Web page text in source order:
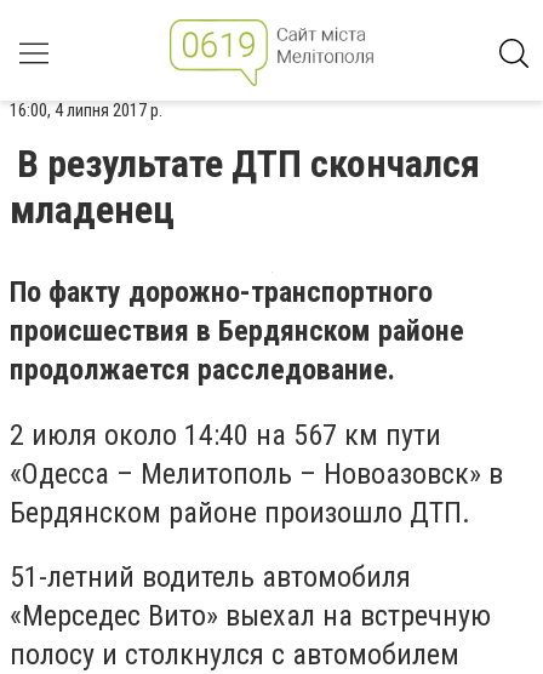
16:00, 4 липня 2017 р.
В результате ДТП скончался
младенец
По факту дорожно-транспортного
происшествия в Бердянском районе
продолжается расследование.
2 июля около 14:40 на 567 км пути
«Одесса – Мелитополь – Новоазовск» в
Бердянском районе произошло ДТП.
51-летний водитель автомобиля
«Мерседес Вито» выехал на встречную
полосу и столкнулся с автомобилем